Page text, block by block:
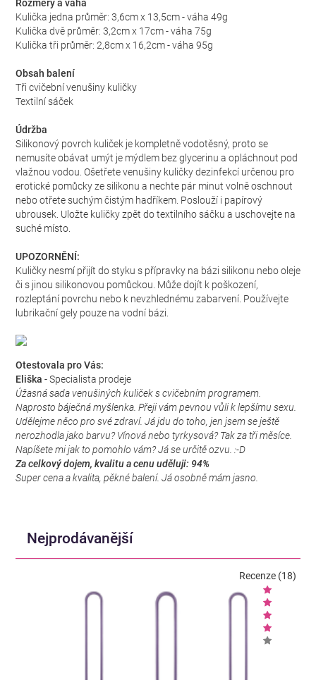
Rozměry a váha
Kulička jedna průměr: 3,6cm x 13,5cm - váha 49g
Kulička dvě průměr: 3,2cm x 17cm - váha 75g
Kulička tři průměr: 2,8cm x 16,2cm - váha 95g
Obsah balení
Tři cvičební venušiny kuličky
Textilní sáček
Údržba
Silikonový povrch kuliček je kompletně vodotěsný, proto se
nemusíte obávat umýt je mýdlem bez glycerinu a opláchnout pod
vlažnou vodou. Ošetřete venušiny kuličky dezinfekcí určenou pro
erotické pomůcky ze silikonu a nechte pár minut volně oschnout
nebo otřete suchým čistým hadříkem. Poslouží i papírový
ubrousek. Uložte kuličky zpět do textilního sáčku a uschovejte na
suché místo.
UPOZORNĚNÍ:
Kuličky nesmí přijít do styku s přípravky na bázi silikonu nebo oleje
či s jinou silikonovou pomůckou. Může dojít k poškození,
rozleptání povrchu nebo k nevzhlednému zabarvení. Používejte
lubrikační gely pouze na vodní bázi.
Otestovala pro Vás:
Eliška - Specialista prodeje
Úžasná sada venušiných kuliček s cvičebním programem.
Naprosto báječná myšlenka. Přeji vám pevnou vůli k lepšímu sexu.
Udělejme něco pro své zdraví. Já jdu do toho, jen jsem se ještě
nerozhodla jako barvu? Vínová nebo tyrkysová? Tak za tři měsíce.
Napíšete mi jak to pomohlo vám? Já se určitě ozvu. :-D
Za celkový dojem, kvalitu a cenu uděluji: 94%
Super cena a kvalita, pěkné balení. Já osobně mám jasno.
Nejprodávanější
Recenze (18)